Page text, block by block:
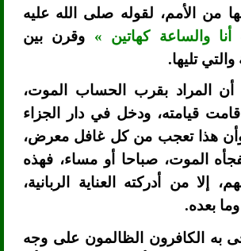
من الأمم، لقوله صلى الله عليه
والساعة كهاتين » وقرن بين
والتي تليها.
أن المراد بقرب الحساب الموت،
قيامته، ودخل في دار الجزاء
وأن هذا تعجب من كل غافل معرض،
الموت، صباحا أو مساء، فهذه
إلا من أدركته العناية الربانية،
بعده.
به الكافرون الظالمون على وجه